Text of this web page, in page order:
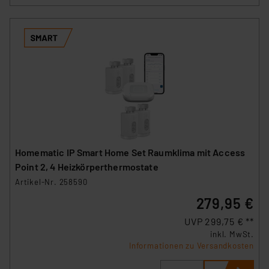
den Button „Ablehnen oder Einstellungen“ abrufbar. Sie
können die Verwendung nicht notwendiger Cookies
Link „Cookie Einstellungen“ anpassen oder widerrufen.
Die Rechtmäßigkeit der Speicherung, Abrufung und
gespeichert werden und dieses Banner erneut
„Einige Drittanbieter verarbeiten personenbezogene
Daten in den USA. Ihre Einwilligung zur Einbindung von
Cookies dieser Drittanbieter umfasst daher ggf. auch
die Verarbeitung Ihrer Daten in den USA gemäß Art. 49
Homematic IP Smart Home Set Raumklima mit Access
Point 2, 4 Heizkörperthermostate
Artikel-Nr. 258590
279,95 €
UVP 299,75 € **
inkl. MwSt.
Informationen zu Versandkosten